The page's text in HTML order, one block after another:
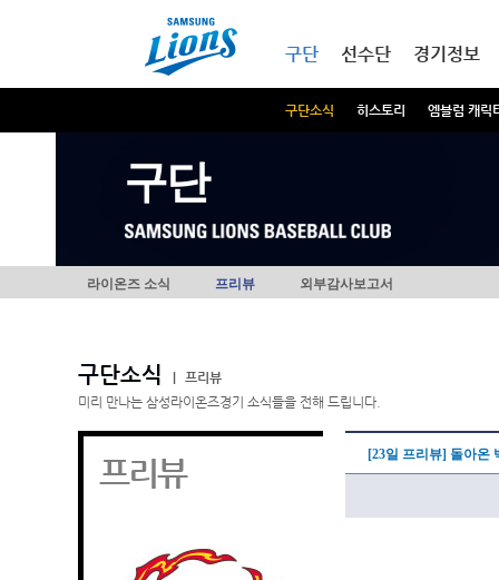
구단
구단소식 히스토리 엠블럼 캐릭
선수단 경기정보
구단
라이온즈 소식 프리뷰 외부감사보고서
구단소식
프리뷰
미리 만나는 삼성라이온즈경기 소식들을 전해 드립니다.
프리뷰 [23일 프리뷰] 돌아온